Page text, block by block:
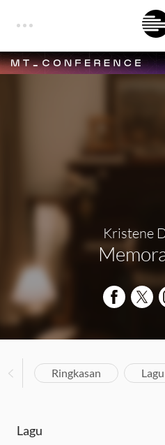
Kristene
Ringkasan Lagu
Lagu